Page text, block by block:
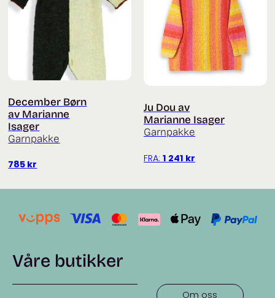
December Børn
av Marianne
Isager
Garnpakke
785 kr
Ju Dou av
Marianne Isager
Garnpakke
FRA: 1 241 kr
Våre butikker
Om oss